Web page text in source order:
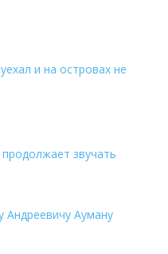
и на островах не
звучать
Андреевичу Ауману